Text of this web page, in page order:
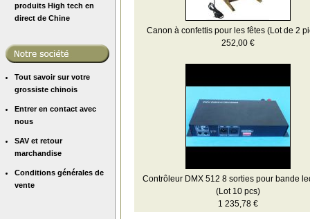
produits High tech en
direct de Chine
Tout savoir sur votre
grossiste chinois
Entrer en contact avec
nous
SAV et retour
marchandise
Conditions générales de
vente
Canon à confettis pour les fêtes (Lot de 2
252,00 €
Contrôleur DMX 512 8 sorties pour bande
(Lot 10 pcs)
1 235,78 €